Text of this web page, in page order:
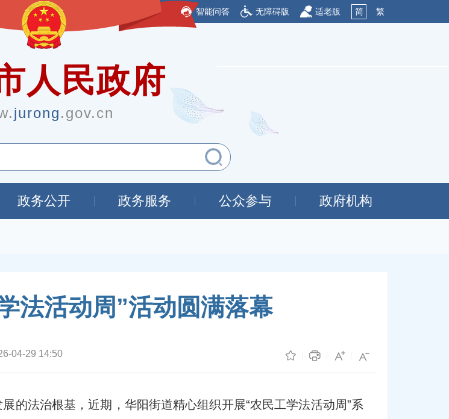
智能问答 无障碍版 适老版 简 繁
人民政府
jurong.gov.cn
政务公开 政务服务 公众参与 政府机构
法活动周”活动圆满落幕
04-29 14:50
的法治根基，近期，华阳街道精心组织开展“农民工学法活动周”系